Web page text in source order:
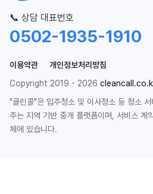
📞 상담 대표번호
0502-1935-1910
이용약관
개인정보처리방침
Copyright 2019 - 2026
"클린콜"은 입주청소 및 이사청소 등 청소
주는 지역 기반 중개 플랫폼이며, 서비스 계
체에 있습니다.